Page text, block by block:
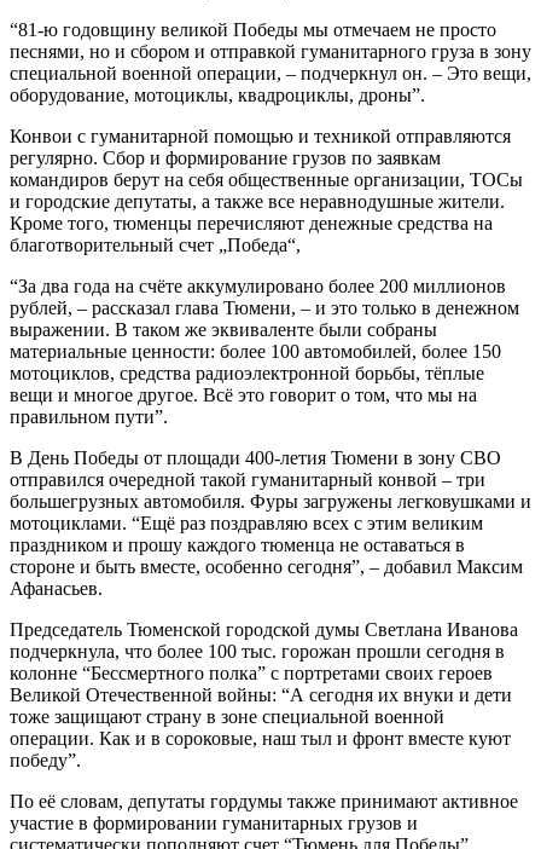
“81-ю годовщину великой Победы мы отмечаем не просто
песнями, но и сбором и отправкой гуманитарного груза в зону
специальной военной операции, – подчеркнул он. – Это вещи,
оборудование, мотоциклы, квадроциклы, дроны”.
Конвои с гуманитарной помощью и техникой отправляются
регулярно. Сбор и формирование грузов по заявкам
командиров берут на себя общественные организации, ТОСы
и городские депутаты, а также все неравнодушные жители.
Кроме того, тюменцы перечисляют денежные средства на
благотворительный счет „Победа“,
“За два года на счёте аккумулировано более 200 миллионов
рублей, – рассказал глава Тюмени, – и это только в денежном
выражении. В таком же эквиваленте были собраны
материальные ценности: более 100 автомобилей, более 150
мотоциклов, средства радиоэлектронной борьбы, тёплые
вещи и многое другое. Всё это говорит о том, что мы на
правильном пути”.
В День Победы от площади 400-летия Тюмени в зону СВО
отправился очередной такой гуманитарный конвой – три
большегрузных автомобиля. Фуры загружены легковушками и
мотоциклами. “Ещё раз поздравляю всех с этим великим
праздником и прошу каждого тюменца не оставаться в
стороне и быть вместе, особенно сегодня”, – добавил Максим
Афанасьев.
Председатель Тюменской городской думы Светлана Иванова
подчеркнула, что более 100 тыс. горожан прошли сегодня в
колонне “Бессмертного полка” с портретами своих героев
Великой Отечественной войны: “А сегодня их внуки и дети
тоже защищают страну в зоне специальной военной
операции. Как и в сороковые, наш тыл и фронт вместе куют
победу”.
По её словам, депутаты гордумы также принимают активное
участие в формировании гуманитарных грузов и
систематически пополняют счет “Тюмень для Победы”.